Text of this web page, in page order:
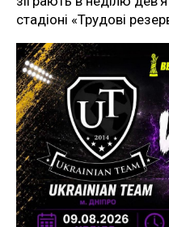
стадіоні «Трудові